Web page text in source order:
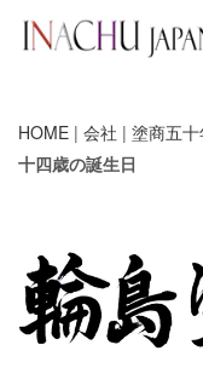
HOME | 会社 | 塗商五
十四歳の誕生日